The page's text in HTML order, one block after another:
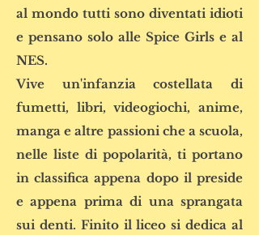
al mondo tutti sono diventati idioti
e pensano solo alle Spice Girls e al
NES.
Vive un'infanzia costellata di
fumetti, libri, videogiochi, anime,
manga e altre passioni che a scuola,
nelle liste di popolarità, ti portano
in classifica appena dopo il preside
e appena prima di una sprangata
sui denti. Finito il liceo si dedica al